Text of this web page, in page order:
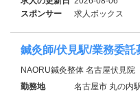
スポンサー
求人ボックス
鍼灸師/伏見駅/業務委託
NAORU鍼灸整体 名古屋伏見院
勤務地
名古屋市 丸の内